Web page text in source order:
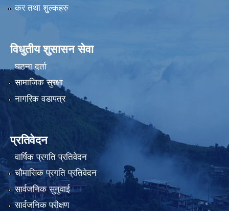
कर तथा शुल्कहरु
विधुतीय शुसासन सेवा
घटना दर्ता
सामाजिक सुरक्षा
नागरिक वडापत्र
प्रतिवेदन
वार्षिक प्रगति प्रतिवेदन
चौमासिक प्रगति प्रतिवेदन
सार्वजनिक सुनुवाई
सार्वजनिक परीक्षण